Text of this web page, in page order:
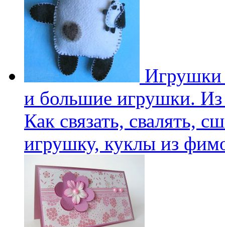
Игрушки
и большие игрушки. Из
Как связать, свалять,
игрушку, куклы из